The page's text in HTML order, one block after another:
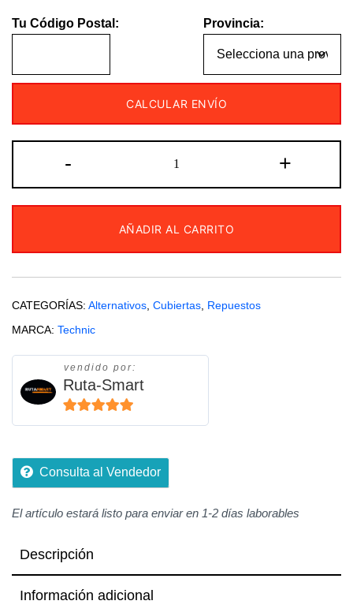
Tu Código Postal: Provincia:
CALCULAR ENVÍO
-
170/70-
16
TECHNIC
cantidad
+
AÑADIR AL CARRITO
CATEGORÍAS: Alternativos Cubiertas Repuestos
MARCA: Technic
vendido por:
Ruta-Smart
5de 5
Consulta al Vendedor
El artículo estará listo para enviar en 1-2 días laborables
Descripción
Información adicional